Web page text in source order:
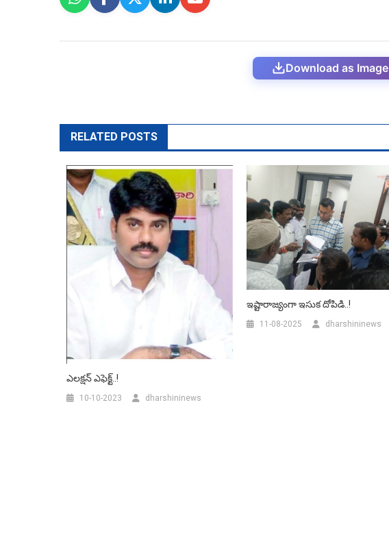
Download as Image
RELATED POSTS
ఎలక్షన్ ఎఫెక్ట్..!
10-10-2023 dharshininews
ఇష్టారాజ్యంగా ఇసుక దోపిడి..!
11-08-2025 dharshininews